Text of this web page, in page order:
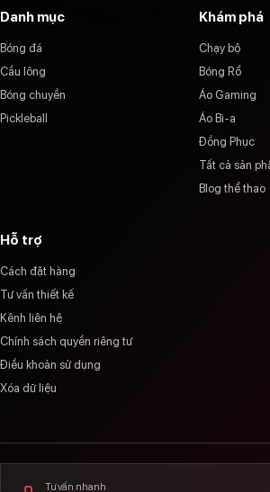
Danh mục
Bóng đá
Cầu lông
Bóng chuyền
Pickleball
Khám phá
Chạy bộ
Bóng Rổ
Áo Gaming
Áo Bi-a
Đồng Phục
Tất cả sản
Blog thể thao
Hỗ trợ
Cách đặt hàng
Tư vấn thiết kế
Kênh liên hệ
Chính sách quyền riêng tư
Điều khoản sử dụng
Xóa dữ liệu
Tư vấn nhanh